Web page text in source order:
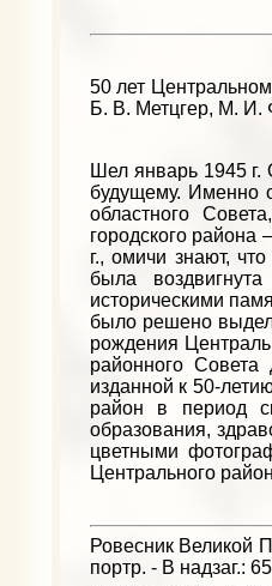
50 лет
Б. В. Метцгер, М. И.
Шел январь 1945
будущему. Именно
областного
городского района
г., омичи знают,
была
историческими
было решено
рождения
районного
изданной к 50-
район в период
образования,
цветными
Центрального
Ровесник Великой
портр. - В надзаг.: